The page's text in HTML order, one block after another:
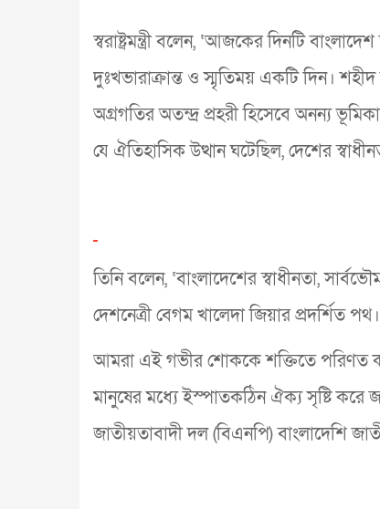
স্বরাষ্ট্রমন্ত্রী বলেন, ‘আজকের দিনটি
দুঃখভারাক্রান্ত ও স্মৃতিময় একটি দিন। শহীদ
অগ্রগতির অতন্দ্র প্রহরী হিসেবে অনন্য
যে ঐতিহাসিক উত্থান ঘটেছিল, দেশের
তিনি বলেন, ‘বাংলাদেশের স্বাধীনতা,
দেশনেত্রী বেগম খালেদা জিয়ার প্রদর্শিত পথ।
আমরা এই গভীর শোককে শক্তিতে পরিণত
মানুষের মধ্যে ইস্পাতকঠিন ঐক্য সৃষ্টি করে
জাতীয়তাবাদী দল (বিএনপি) বাংলাদেশি